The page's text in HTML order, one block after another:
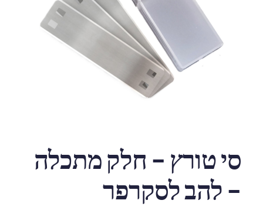
סי טורץ – חלק מתכלה
– להב לסקרפר